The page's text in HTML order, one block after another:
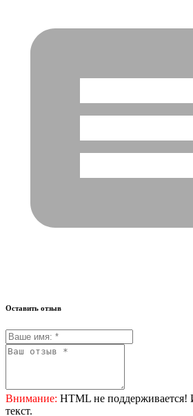
Оставить отзыв
Внимание: HTML не поддерживается!
текст.